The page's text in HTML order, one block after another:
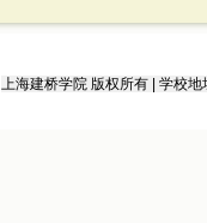
上海建桥学院 版权所有 | 学校